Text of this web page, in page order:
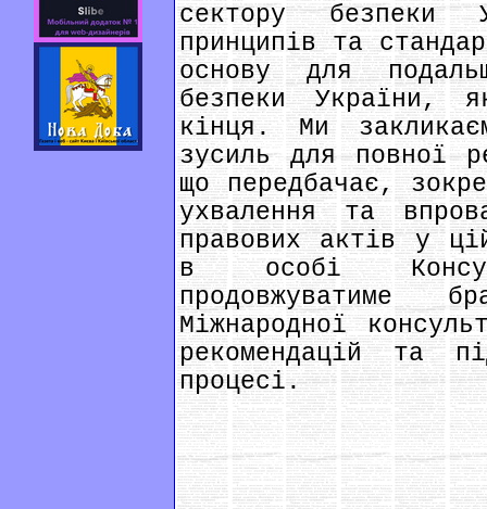
сектору безпеки
принципів та
основу для
безпеки України,
кінця. Ми
зусиль для повної
що передбачає,
ухвалення та
правових актів у
в особі
продовжуватиме
Міжнародної
рекомендацій та
процесі.